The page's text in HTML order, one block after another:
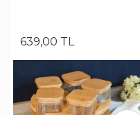
639,00 TL